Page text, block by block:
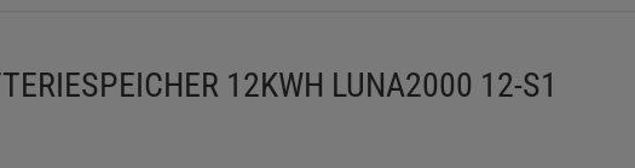
12KWH LUNA2000 12-S1